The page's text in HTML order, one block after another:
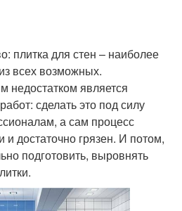
плитка для стен – наиболее
всех возможных.
недостатком является
сделать это под силу
а сам процесс
достаточно грязен. И потом,
подготовить, выровнять